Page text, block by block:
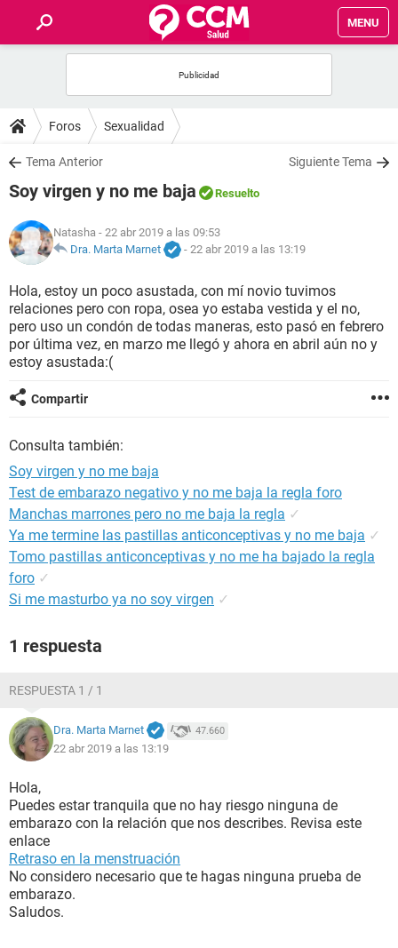
MENU
FOROS
SALUD
FAMILIA
NUTRICIÓN
BIENESTAR
SEXUALIDAD
GLOSARIO
Foros Sexualidad
Tema Anterior Siguiente Tema
Soy virgen y no me baja Resuelto
Natasha - 22 abr 2019 a las 09:53
Dra. Marta Marnet
- 22 abr 2019 a las 13:19
Hola, estoy un poco asustada, con mí novio tuvimos
relaciones pero con ropa, osea yo estaba vestida y el no,
pero uso un condón de todas maneras, esto pasó en febrero
por última vez, en marzo me llegó y ahora en abril aún no y
estoy asustada:(
Compartir
Consulta también:
Soy virgen y no me baja
Test de embarazo negativo y no me baja la regla foro
Manchas marrones pero no me baja la regla ✓
Ya me termine las pastillas anticonceptivas y no me baja ✓
Tomo pastillas anticonceptivas y no me ha bajado la regla
foro ✓
Si me masturbo ya no soy virgen ✓
1 respuesta
RESPUESTA 1 / 1
Dra. Marta Marnet 47.660
22 abr 2019 a las 13:19
Hola,
Puedes estar tranquila que no hay riesgo ninguna de
embarazo con la relación que nos describes. Revisa este
enlace
Retraso en la menstruación
No considero necesario que te hagas ninguna prueba de
embarazo.
Saludos.